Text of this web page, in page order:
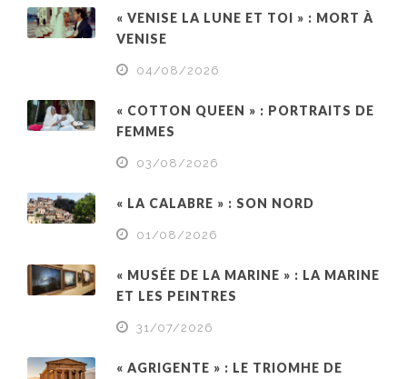
« VENISE LA LUNE ET TOI » : MORT À
VENISE
04/08/2026
« COTTON QUEEN » : PORTRAITS DE
FEMMES
03/08/2026
« LA CALABRE » : SON NORD
01/08/2026
« MUSÉE DE LA MARINE » : LA MARINE
ET LES PEINTRES
31/07/2026
« AGRIGENTE » : LE TRIOMHE DE